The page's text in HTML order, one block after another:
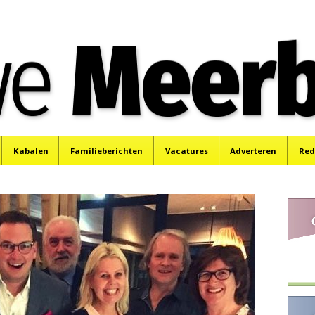
Kabalen Familieberichten Vacatures Adverteren